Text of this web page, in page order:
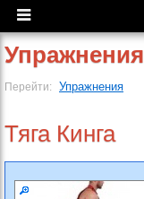
Упражнения
Перейти: Упражнения
Тяга Кинга